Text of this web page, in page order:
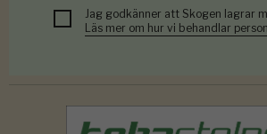
Jag godkänner att Skogen lagrar
Läs mer om hur vi behandlar